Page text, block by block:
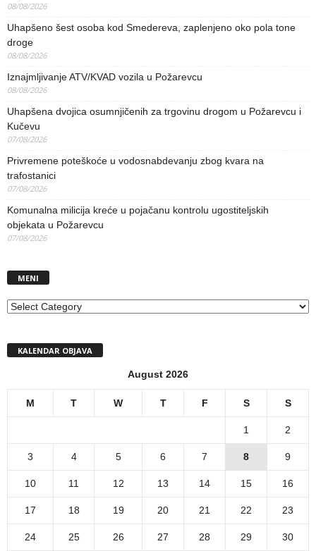
08/08/2026
Uhapšeno šest osoba kod Smedereva, zaplenjeno oko pola tone
droge
08/08/2026
Iznajmljivanje ATV/KVAD vozila u Požarevcu
08/08/2026
Uhapšena dvojica osumnjičenih za trgovinu drogom u Požarevcu i
Kučevu
07/08/2026
Privremene poteškoće u vodosnabdevanju zbog kvara na
trafostanici
07/08/2026
Komunalna milicija kreće u pojačanu kontrolu ugostiteljskih
objekata u Požarevcu
07/08/2026
MENI
MENI
KALENDAR OBJAVA
August 2026
M T W T F S S
1 2
3 4 5 6 7 8 9
10 11 12 13 14 15 16
17 18 19 20 21 22 23
24 25 26 27 28 29 30